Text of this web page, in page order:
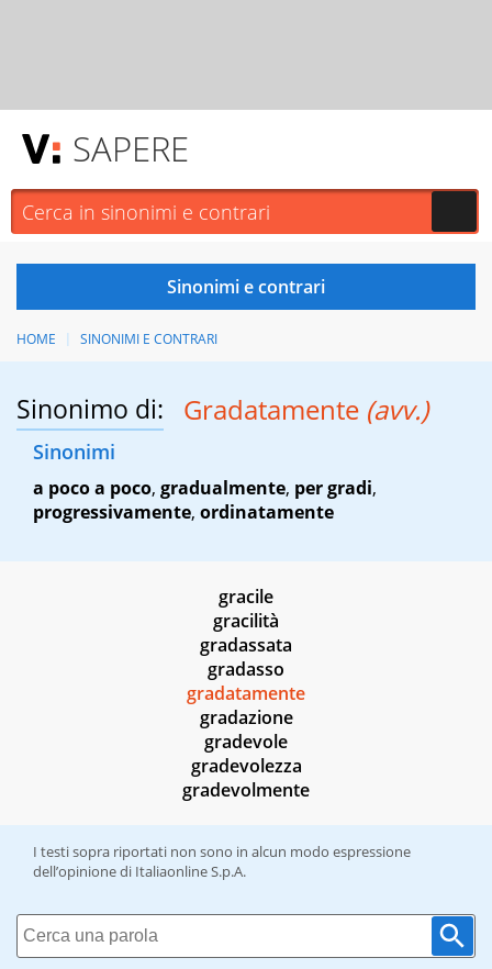
SAPERE
HOME SINONIMI E CONTRARI
Sinonimo di: Gradatamente (avv.)
Sinonimi
a poco a poco, gradualmente, per gradi,
progressivamente, ordinatamente
gracile
gracilità
gradassata
gradasso
gradatamente
gradazione
gradevole
gradevolezza
gradevolmente
I testi sopra riportati non sono in alcun modo espressione
dell’opinione di Italiaonline S.p.A.